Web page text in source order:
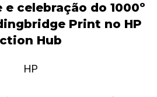
celebração do 1000º
Print no HP
Hub